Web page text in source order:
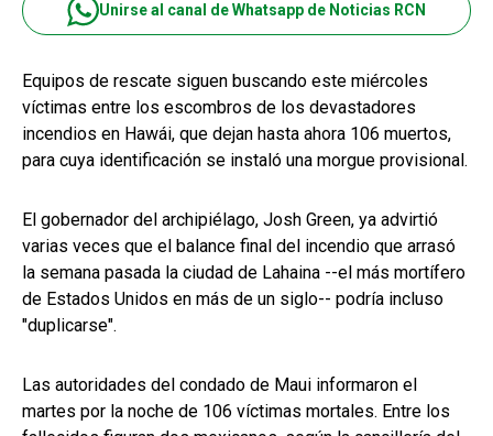
Unirse al canal de Whatsapp de Noticias RCN
Equipos de rescate siguen buscando este miércoles
víctimas entre los escombros de los devastadores
incendios en Hawái, que dejan hasta ahora 106 muertos,
para cuya identificación se instaló una morgue provisional.
El gobernador del archipiélago, Josh Green, ya advirtió
varias veces que el balance final del incendio que arrasó
la semana pasada la ciudad de Lahaina --el más mortífero
de Estados Unidos en más de un siglo-- podría incluso
"duplicarse".
Las autoridades del condado de Maui informaron el
martes por la noche de 106 víctimas mortales. Entre los